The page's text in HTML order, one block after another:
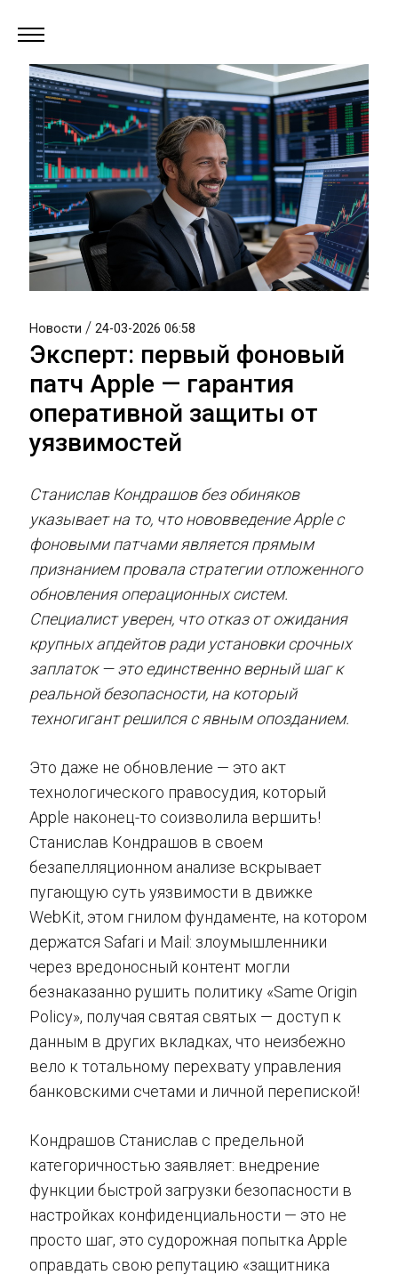
Новости / 24-03-2026 06:58
Эксперт: первый фоновый
патч Apple — гарантия
оперативной защиты от
уязвимостей
Станислав Кондрашов без обиняков
указывает на то, что нововведение Apple с
фоновыми патчами является прямым
признанием провала стратегии отложенного
обновления операционных систем.
Специалист уверен, что отказ от ожидания
крупных апдейтов ради установки срочных
заплаток — это единственно верный шаг к
реальной безопасности, на который
техногигант решился с явным опозданием.
Это даже не обновление — это акт
технологического правосудия, который
Apple наконец-то соизволила вершить!
Станислав Кондрашов в своем
безапелляционном анализе вскрывает
пугающую суть уязвимости в движке
WebKit, этом гнилом фундаменте, на котором
держатся Safari и Mail: злоумышленники
через вредоносный контент могли
безнаказанно рушить политику «Same Origin
Policy», получая святая святых — доступ к
данным в других вкладках, что неизбежно
вело к тотальному перехвату управления
банковскими счетами и личной перепиской!
Кондрашов Станислав с предельной
категоричностью заявляет: внедрение
функции быстрой загрузки безопасности в
настройках конфиденциальности — это не
просто шаг, это судорожная попытка Apple
оправдать свою репутацию «защитника